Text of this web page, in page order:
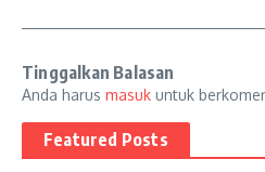
Tinggalkan Balasan
Anda harus masuk untuk
Featured Posts